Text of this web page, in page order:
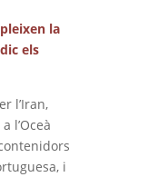
la
els
l’Iran,
l’Oceà
i